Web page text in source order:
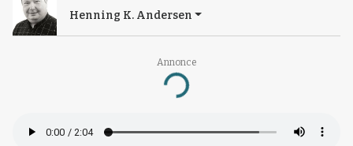
Annonce
Loading...
Henning K. Andersen